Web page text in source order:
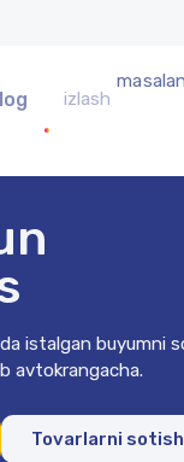
istalgan buyumni
avtokrangacha.
Tovarlarni sotish